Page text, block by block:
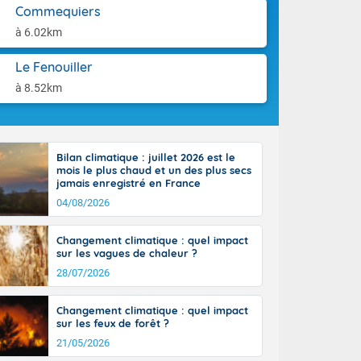
Commequiers
à 6.02km
Le Fenouiller
à 8.52km
sur
avec des
sur le sud
sur la
à nord-ouest
Alpes à
terres et 20
du
50-60 km/h
les
l'après-
Bilan climatique : juillet 2026 est le
mois le plus chaud et un des plus secs
jamais enregistré en France
04/08/2026
Changement climatique : quel impact
sur les vagues de chaleur ?
28/07/2026
Changement climatique : quel impact
sur les feux de forêt ?
21/05/2026